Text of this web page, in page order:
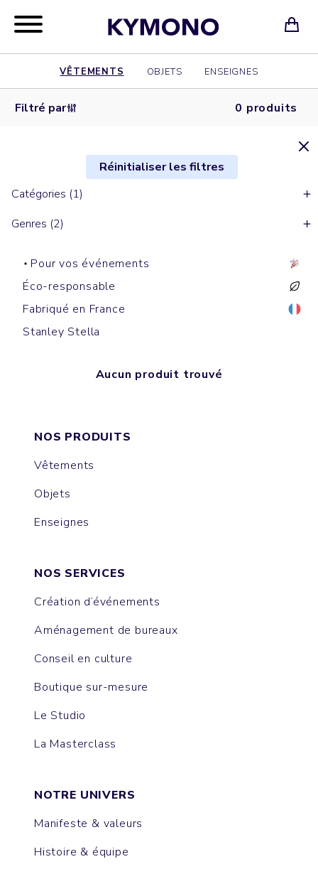
VÊTEMENTS OBJETS ENSEIGNES
Filtré par 0 produits
Réinitialiser les filtres
Catégories (1)
Genres (2)
Pour vos événements
Éco-responsable
Fabriqué en France
Stanley Stella
Aucun produit trouvé
NOS PRODUITS
Vêtements
Objets
Enseignes
NOS SERVICES
Création d’événements
Aménagement de bureaux
Conseil en culture
Boutique sur-mesure
Le Studio
La Masterclass
NOTRE UNIVERS
Manifeste & valeurs
Histoire & équipe